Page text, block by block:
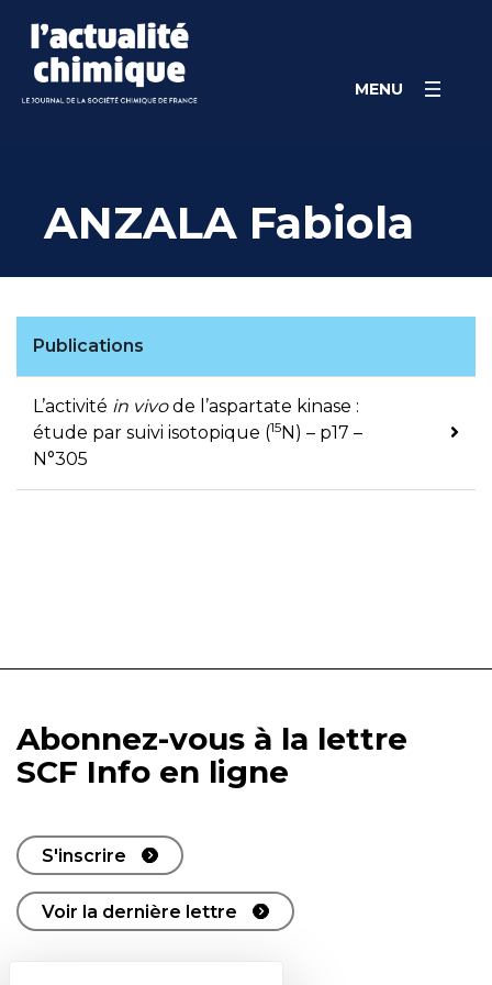
content
MENU
ANZALA Fabiola
Publications
L’activité in vivode l’aspartate kinase :
étude par suivi isotopique (15N) – p17 –
N°305
Abonnez-vous à la lettre
SCF Info en ligne
S'inscrire
Voir la dernière lettre